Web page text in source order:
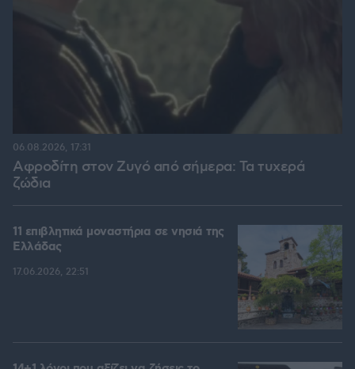
Αφροδίτη στον Ζυγό από σήμερα: Τα τυχερά
ζώδια
06.08.2026, 17:31
11 επιβλητικά μοναστήρια σε νησιά της
Ελλάδας
17.06.2026, 22:51